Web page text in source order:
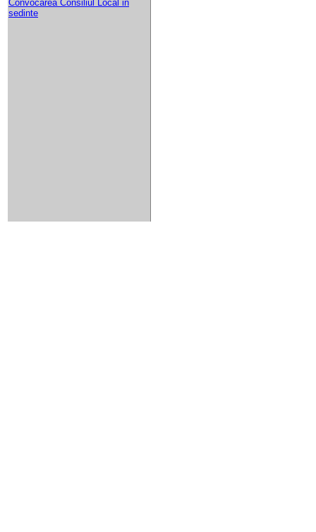
Convocarea Consiliul Local in
sedinte